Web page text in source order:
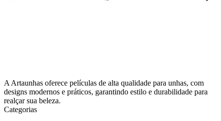
A Artaunhas oferece películas de alta qualidade para unhas, com
designs modernos e práticos, garantindo estilo e durabilidade para
realçar sua beleza.
Categorias